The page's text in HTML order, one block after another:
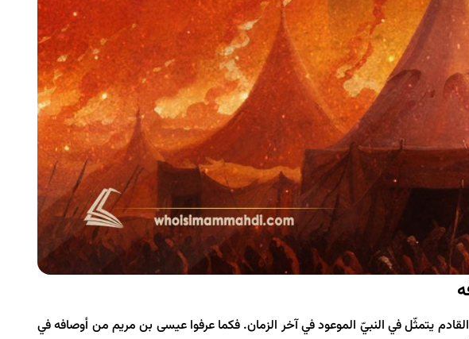
يتمثّل في النبيّ الموعود في آخر الزمان. فكما عرفوا عيسى بن مريم من أوصافه في